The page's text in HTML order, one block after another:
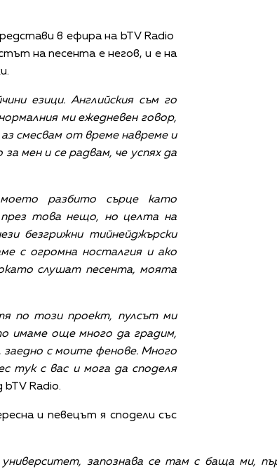
в ефира на bTV Radio
на песента е негов, и е на
езици. Английския съм го
ми ежедневен говор,
смесвам от време навреме и
мен и се радвам, че успях да
разбито сърце като
това нещо, но целта на
безгрижни тийнейджърски
с огромна носталгия и ако
слушат песента, моята
по този проект, пулсът ми
имаме още много да градим,
с моите фенове. Много
тук с вас и мога да споделя
bTV Radio.
и певецът я сподели със
запознава се там с баща ми,